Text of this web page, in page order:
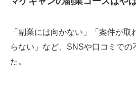
「副業には向かない」「案件が
らない」など、SNSや口コミでの
た。